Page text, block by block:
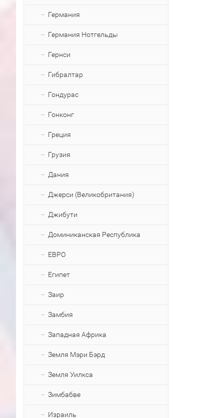
Германия
Германия Нотгельды
Гернси
Гибралтар
Гондурас
Гонконг
Греция
Грузия
Дания
Джерси (Великобритания)
Джибути
Доминиканская Республика
ЕВРО
Египет
Заир
Замбия
Западная Африка
Земля Мэри Бэрд
Земля Уилкса
Зимбабве
Израиль